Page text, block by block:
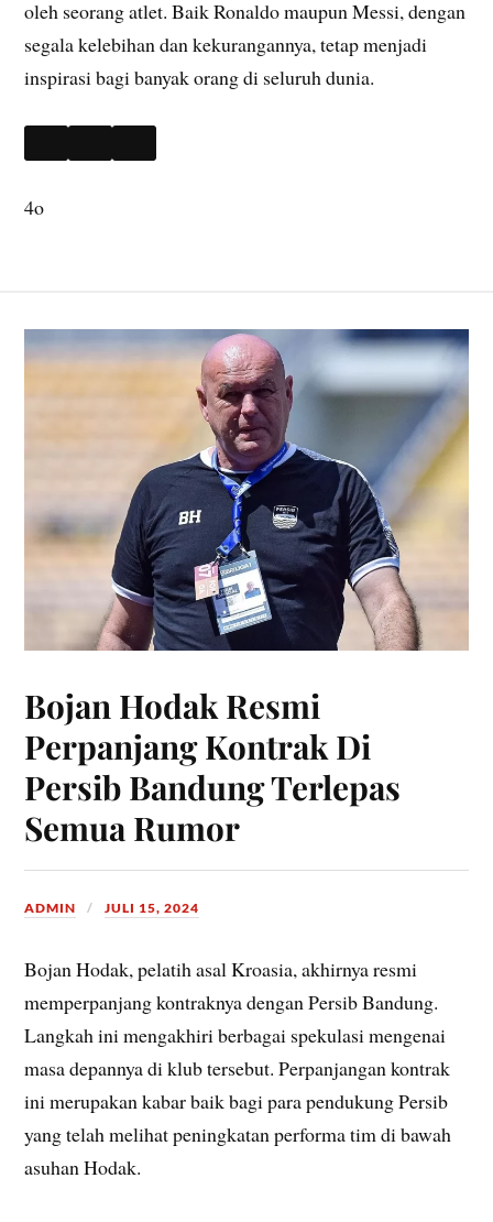
oleh seorang atlet. Baik Ronaldo maupun Messi, dengan
segala kelebihan dan kekurangannya, tetap menjadi
inspirasi bagi banyak orang di seluruh dunia.
4o
Bojan Hodak Resmi
Perpanjang Kontrak Di
Persib Bandung Terlepas
Semua Rumor
ADMIN JULI 15, 2024
Bojan Hodak, pelatih asal Kroasia, akhirnya resmi
memperpanjang kontraknya dengan Persib Bandung.
Langkah ini mengakhiri berbagai spekulasi mengenai
masa depannya di klub tersebut. Perpanjangan kontrak
ini merupakan kabar baik bagi para pendukung Persib
yang telah melihat peningkatan performa tim di bawah
asuhan Hodak.